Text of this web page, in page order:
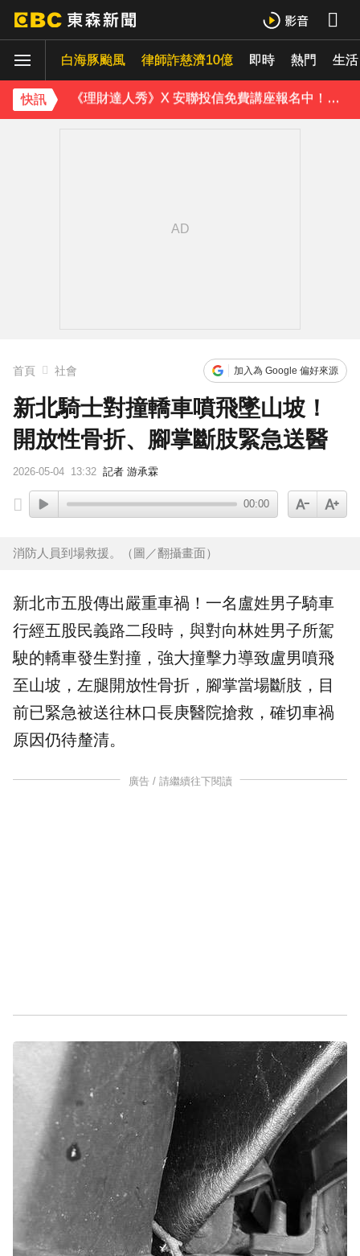
白海豚颱風 律師詐慈濟10億 即時 熱門 生活
快訊
《理財達人秀》X 安聯投信免費講座報名中！搶先卡位 2027
下載東森App，隨時掌握天下大小事！
首頁 社會 加入為 Google 偏好來源
新北騎士對撞轎車噴飛墜山坡！
開放性骨折、腳掌斷肢緊急送醫
2026-05-04 13:32 記者 游承霖
00:00
消防人員到場救援。（圖／翻攝畫面）
新北市五股傳出嚴重車禍！一名盧姓男子騎車
行經五股民義路二段時，與對向林姓男子所駕
駛的轎車發生對撞，強大撞擊力導致盧男噴飛
至山坡，左腿開放性骨折，腳掌當場斷肢 ，目
前已緊急被送往林口長庚醫院搶救，確切車禍
原因仍待釐清。
廣告 / 請繼續往下閱讀